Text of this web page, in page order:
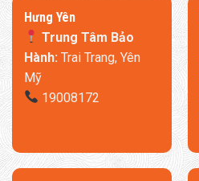
​Hưng Yên
Trung Tâm Bảo
Hành: Trai Trang, Yên
Mỹ
19008172